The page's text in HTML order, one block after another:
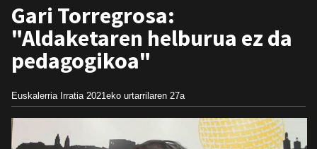
Gari Torregrosa:
"Aldaketaren helburua ez da
pedagogikoa"
Euskalerria Irratia 2021eko urtarrilaren 27a